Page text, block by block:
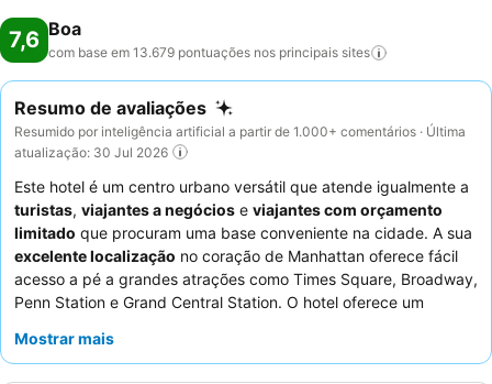
7,6 Boa
com base em 13.679 pontuações nos principais sites
Resumo de avaliações
Resumido por inteligência artificial a partir de 1.000+ comentários · Última
atualização: 30 Jul 2026
Este hotel é um centro urbano versátil que atende igualmente a
turistas, viajantes a negócios e viajantes com orçamento
limitado que procuram uma base conveniente na cidade. A sua
excelente localização no coração de Manhattan oferece fácil
acesso a pé a grandes atrações como Times Square, Broadway,
Penn Station e Grand Central Station. O hotel oferece um
variado e de qualidade
Mostrar mais